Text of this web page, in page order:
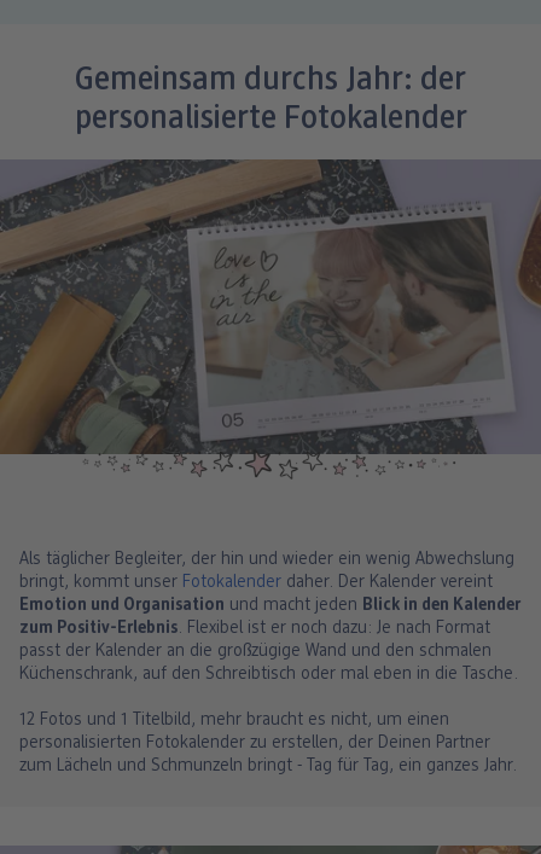
Gemeinsam durchs Jahr: der
personalisierte Fotokalender
Als täglicher Begleiter, der hin und wieder ein wenig Abwechslung
bringt, kommt unser Fotokalender daher. Der Kalender vereint
Emotion und Organisation und macht jeden Blick in den Kalender
zum Positiv-Erlebnis. Flexibel ist er noch dazu: Je nach Format
passt der Kalender an die großzügige Wand und den schmalen
Küchenschrank, auf den Schreibtisch oder mal eben in die Tasche.
12 Fotos und 1 Titelbild, mehr braucht es nicht, um einen
personalisierten Fotokalender zu erstellen, der Deinen Partner
zum Lächeln und Schmunzeln bringt - Tag für Tag, ein ganzes Jahr.